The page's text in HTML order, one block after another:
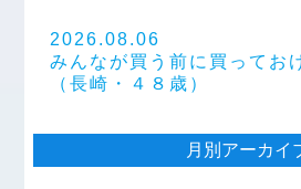
2026.08.06
みんなが買う前に買って
（長崎・４８歳）
月別アーカイ